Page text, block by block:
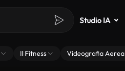
Studio IA
Il Fitness Videografia Aerea